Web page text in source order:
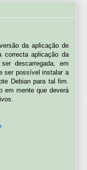
da aplicação de
correcta aplicação da
descarregada, em
ser possível instalar a
Debian para tal fim.
em mente que deverá